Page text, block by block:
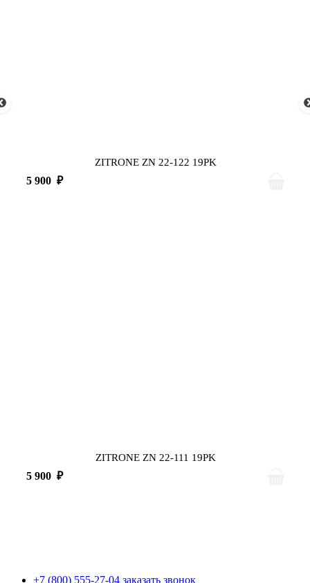
ZITRONE ZN 22-122 19PK
5 900 ₽
ZITRONE ZN 22-111 19PK
5 900 ₽
+7 (800) 555-27-04 заказать звонок